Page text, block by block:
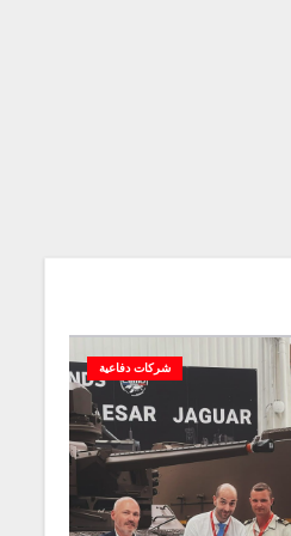
شركات دفاعية